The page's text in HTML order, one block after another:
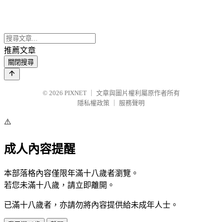
推薦文章
關閉搜尋
© 2026 PIXNET
文章與圖片權利屬原作者所有
隱私權政策
服務聲明
⚠️
成人內容提醒
本部落格內容僅限年滿十八歲者瀏覽。
若您未滿十八歲，請立即離開。
已滿十八歲者，亦請勿將內容提供給未成年人士。